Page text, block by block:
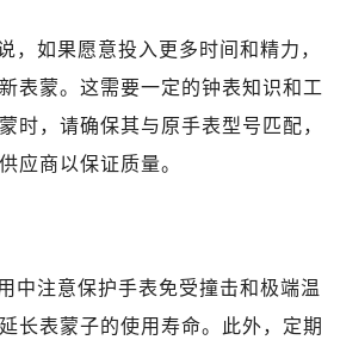
，如果愿意投入更多时间和精力，
表蒙。这需要一定的钟表知识和工
时，请确保其与原手表型号匹配，
应商以保证质量。
中注意保护手表免受撞击和极端温
长表蒙子的使用寿命。此外，定期